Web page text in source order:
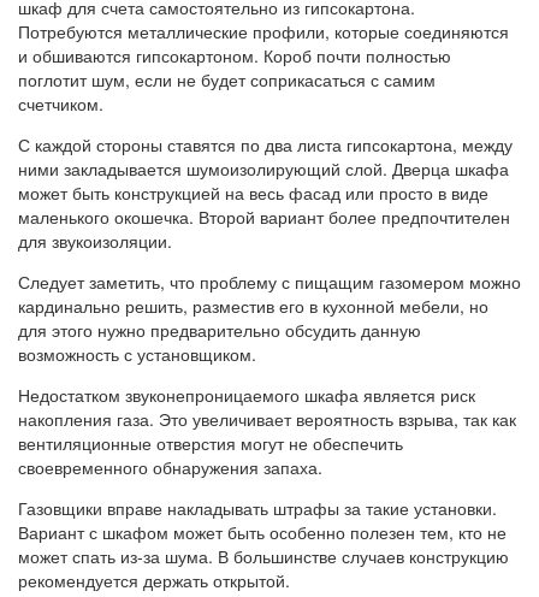
шкаф для счета самостоятельно из гипсокартона.
Потребуются металлические профили, которые соединяются
и обшиваются гипсокартоном. Короб почти полностью
поглотит шум, если не будет соприкасаться с самим
счетчиком.
С каждой стороны ставятся по два листа гипсокартона, между
ними закладывается шумоизолирующий слой. Дверца шкафа
может быть конструкцией на весь фасад или просто в виде
маленького окошечка. Второй вариант более предпочтителен
для звукоизоляции.
Следует заметить, что проблему с пищащим газомером можно
кардинально решить, разместив его в кухонной мебели, но
для этого нужно предварительно обсудить данную
возможность с установщиком.
Недостатком звуконепроницаемого шкафа является риск
накопления газа. Это увеличивает вероятность взрыва, так как
вентиляционные отверстия могут не обеспечить
своевременного обнаружения запаха.
Газовщики вправе накладывать штрафы за такие установки.
Вариант с шкафом может быть особенно полезен тем, кто не
может спать из-за шума. В большинстве случаев конструкцию
рекомендуется держать открытой.